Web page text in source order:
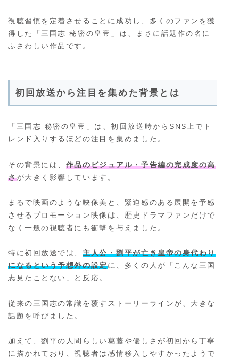
視聴習慣を定着させることに成功し、多くのファンを獲
得した「三国志 秘密の皇帝」は、まさに話題作の名に
ふさわしい作品です。
初回放送から注目を集めた背景とは
「三国志 秘密の皇帝」は、初回放送時からSNS上でト
レンド入りするほどの注目を集めました。
その背景には、 作品のビジュアル・予告編の完成度の高
さが大きく影響しています。
まるで映画のような映像美と、緊迫感のある展開を予感
させるプロモーション映像は、歴史ドラマファンだけで
なく一般の視聴者にも衝撃を与えました。
特に初回放送では、主人公・劉平が亡き皇帝の身代わり
になるという予想外の設定に、多くの人が「こんな三国
志見たことない」と反応。
従来の三国志の常識を覆すストーリーラインが、大きな
話題を呼びました。
加えて、劉平の人間らしい葛藤や優しさが初回から丁寧
に描かれており、視聴者は感情移入しやすかったようで